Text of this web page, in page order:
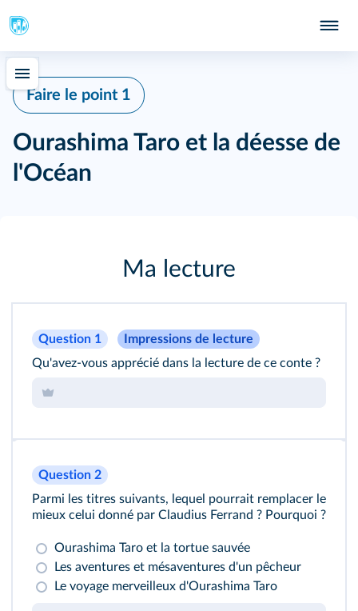
Faire le point 1
Ourashima Taro et la déesse de
l'Océan
Ma lecture
Question 1
Impressions de lecture
Qu'avez-vous apprécié dans la lecture de ce conte ?
Question 2
Parmi les titres suivants, lequel pourrait remplacer le
mieux celui donné par Claudius Ferrand ? Pourquoi ?
Ourashima Taro et la tortue sauvée
Les aventures et mésaventures d'un pêcheur
Le voyage merveilleux d'Ourashima Taro